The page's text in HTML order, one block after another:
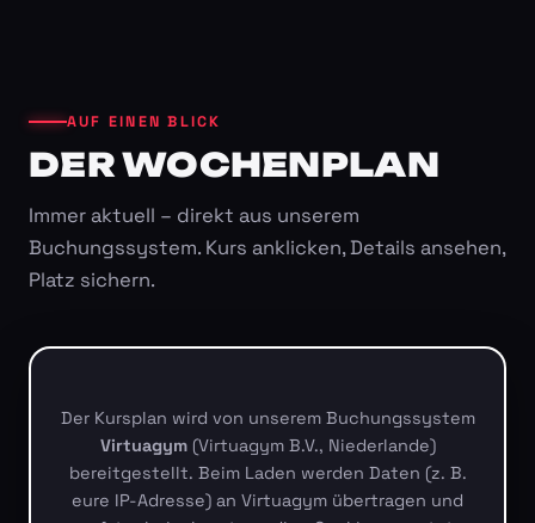
AUF EINEN BLICK
DER WOCHENPLAN
Immer aktuell – direkt aus unserem
Buchungssystem. Kurs anklicken, Details ansehen,
Platz sichern.
Der Kursplan wird von unserem Buchungssystem
Virtuagym(Virtuagym B.V., Niederlande)
bereitgestellt. Beim Laden werden Daten (z. B.
eure IP-Adresse) an Virtuagym übertragen und